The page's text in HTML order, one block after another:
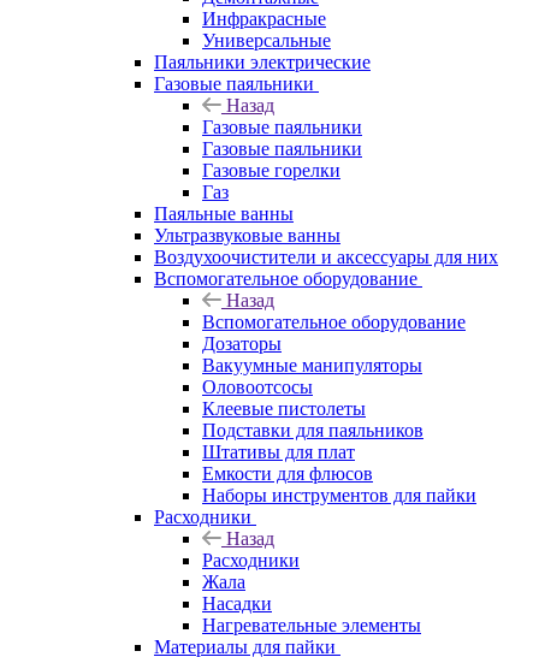
Инфракрасные
Универсальные
Паяльники электрические
Газовые паяльники
Назад
Газовые паяльники
Газовые паяльники
Газовые горелки
Газ
Паяльные ванны
Ультразвуковые ванны
Воздухоочистители и аксессуары для них
Вспомогательное оборудование
Назад
Вспомогательное оборудование
Дозаторы
Вакуумные манипуляторы
Оловоотсосы
Клеевые пистолеты
Подставки для паяльников
Штативы для плат
Емкости для флюсов
Наборы инструментов для пайки
Расходники
Назад
Расходники
Жала
Насадки
Нагревательные элементы
Материалы для пайки